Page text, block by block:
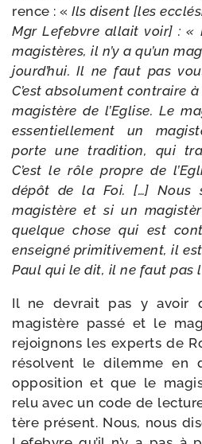
rence : «Ils disent [les
Mgr Lefebvre allait voir] : «
magis­tères, il n’y a qu’un
jourd’­hui. Il ne faut pas
C’est abso­lu­ment contraire
magis­tère de l’Eglise. Le
essen­tiel­le­ment un
porte une tra­di­tion, qui
C’est le rôle propre de
dépôt de la Foi. […] Nous
magis­tère et si un
quelque chose qui est
ensei­gné pri­mi­ti­ve­ment, il
Paul qui le dit, il ne faut pas
Il ne devrait pas y avoir
magis­tère pas­sé et le
rejoi­gnons les experts de
résolvent le dilemme en
oppo­si­tion et que le
relu avec un code de
tère pré­sent. Nous, nous